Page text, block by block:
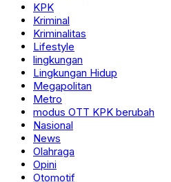
KPK
Kriminal
Kriminalitas
Lifestyle
lingkungan
Lingkungan Hidup
Megapolitan
Metro
modus OTT KPK berubah
Nasional
News
Olahraga
Opini
Otomotif